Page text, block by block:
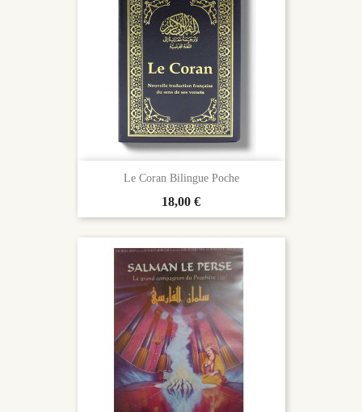
Le Coran Bilingue Poche
Prix
18,00 €